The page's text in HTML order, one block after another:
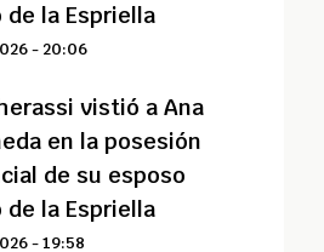
de la Espriella
- 20:06
vistió a Ana
en la posesión
de su esposo
de la Espriella
- 19:58